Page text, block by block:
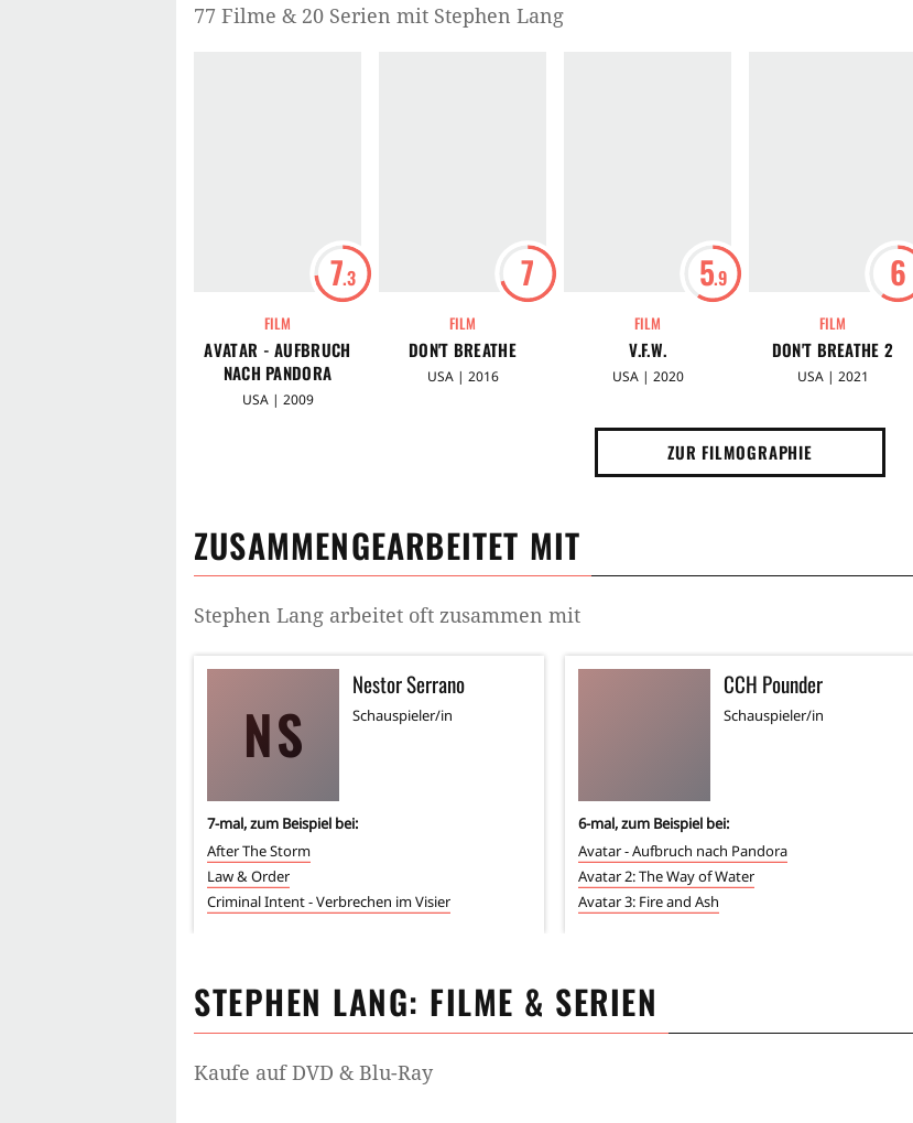
77 Filme & 20 Serien mit Stephen Lang
7.3
FILM
AVATAR - AUFBRUCH
NACH PANDORA
USA | 2009
7
FILM
DON'T BREATHE
USA | 2016
5.9
FILM
V.F.W.
USA | 2020
6
FILM
DON'T BREATHE 2
USA | 2021
ZUR FILMOGRAPHIE
ZUSAMMENGEARBEITET MIT
Stephen Lang arbeitet oft zusammen mit
NS
Nestor Serrano
Schauspieler/in
7-mal, zum Beispiel bei:
After The Storm
Law & Order
Criminal Intent - Verbrechen im Visier
CCH Pounder
Schauspieler/in
6-mal, zum Beispiel bei:
Avatar - Aufbruch nach Pandora
Avatar 2: The Way of Water
Avatar 3: Fire and Ash
STEPHEN LANG: FILME & SERIEN
Kaufe auf DVD & Blu-Ray